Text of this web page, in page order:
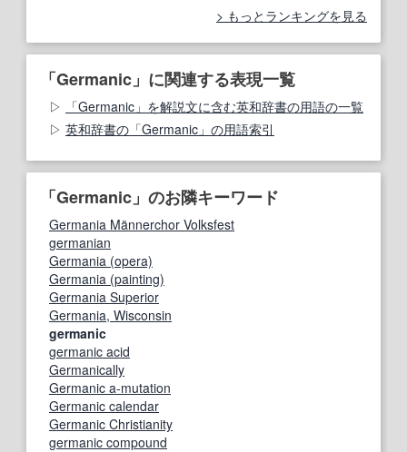
もっとランキングを見る
「Germanic」に関連する表現一覧
「Germanic」を解説文に含む英和辞書の用語の一覧
英和辞書の「Germanic」の用語索引
「Germanic」のお隣キーワード
Germania Männerchor Volksfest
germanian
Germania (opera)
Germania (painting)
Germania Superior
Germania, Wisconsin
germanic
germanic acid
Germanically
Germanic a-mutation
Germanic calendar
Germanic Christianity
germanic compound